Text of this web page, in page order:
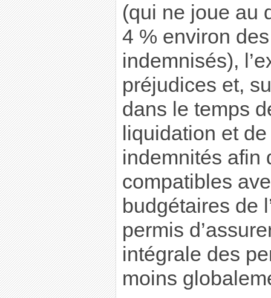
(qui ne joue au
4 % environ
indemnisés),
préjudices et,
dans le temps
liquidation et
indemnités afin
compatibles
budgétaires de
permis
intégrale des
moins